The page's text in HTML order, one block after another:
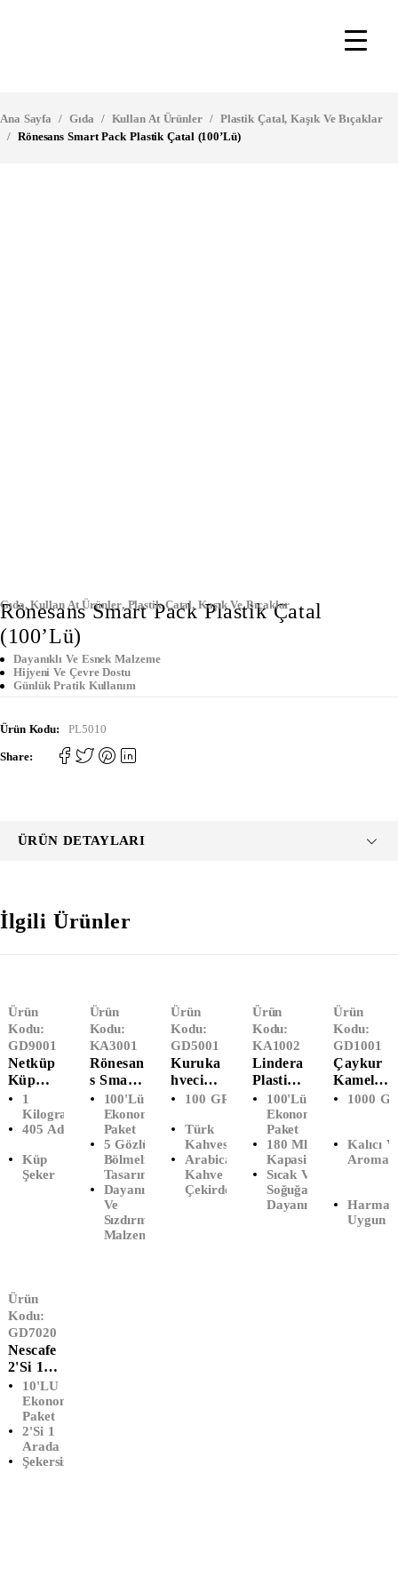
Ana Sayfa / Gıda / Kullan At Ürünler / Plastik Çatal, Kaşık Ve Bıçaklar
/ Rönesans Smart Pack Plastik Çatal (100’lü)
Gıda,Kullan At Ürünler, Plastik Çatal, Kaşık Ve Bıçaklar
Rönesans Smart Pack Plastik Çatal
(100’lü)
Dayanıklı Ve Esnek Malzeme
Hijyeni Ve Çevre Dostu
Günlük Pratik Kullanım
Ürün Kodu: PL5010
Share:
ÜRÜN DETAYLARI
İlgili Ürünler
Ürün
Kodu:
GD9001
Netküp
Küp
Şeker
(1000
Gram)
1
Kilogram
405 Adet
Küp
Şeker
Ürün
Kodu:
KA3001
Rönesan
S Smart
Pack 5
Gözlü
Köpük
Tabak
(100'lü)
100'lü
Ekonomik
Paket
5 Gözlü
Bölmeli
Tasarım
Dayanıklı
Ve
Sızdırmaz
Malzeme
Ürün
Kodu:
GD5001
Kuruka
Hveci
Mehmet
Türk
Kahvesi
(100
GR)
100 GR
Türk
Kahvesi
Arabica
Kahve
Çekirdeği
Ürün
Kodu:
KA1002
Lindera
Plastik
Otomat
Bardağı
(100'
Lü)
100'lü
Ekonomik
Paket
180 Ml
Kapasite
Sıcak Ve
Soğuğa
Dayanıklı
Ürün
Kodu:
GD1001
Çaykur
Kamelya
(1000
1000
Kalıcı
Aroma
Uygun
Ürün
Kodu:
GD7020
Nescafe
2'si 1
Arada
(10'LU)
10'LU
Ekonomik
Paket
2'si 1
Arada
Şekersiz